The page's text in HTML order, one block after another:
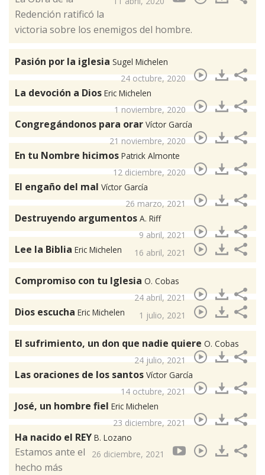
Redención ratificó la
victoria sobre los enemigos del hombre.
Pasión por la iglesia Sugel Michelen
24 octubre, 2020
La devoción a Dios Eric Michelen
1 noviembre, 2020
Congregándonos para orar Víctor García
21 noviembre, 2020
En tu Nombre hicimos Patrick Almonte
12 diciembre, 2020
El engaño del mal Víctor García
26 marzo, 2021
Destruyendo argumentos A. Riff
9 abril, 2021
Lee la Biblia Eric Michelen 16 abril, 2021
Compromiso con tu Iglesia O. Cobas
24 abril, 2021
Dios escucha Eric Michelen 1 julio, 2021
El sufrimiento, un don que nadie quiere O. Cobas
24 julio, 2021
Las oraciones de los santos Víctor García
14 octubre, 2021
José, un hombre fiel Eric Michelen
23 diciembre, 2021
Ha nacido el REY B. Lozano
26 diciembre, 2021
Estamos ante el
hecho más